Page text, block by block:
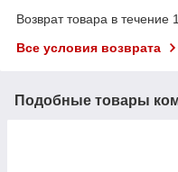
Возврат товара в течение
Все условия возврата
Подобные товары